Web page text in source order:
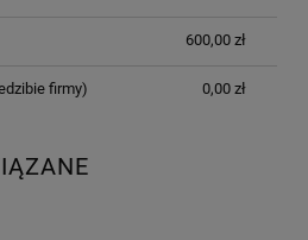
600,00 zł
firmy) 0,00 zł